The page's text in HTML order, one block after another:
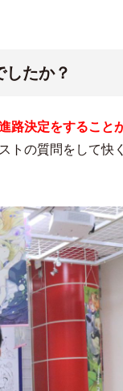
たか？
路決定をすること
トの質問をして快